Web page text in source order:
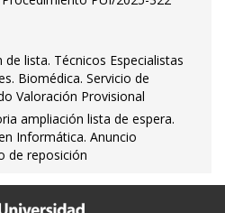
lista. Técnicos Especialistas
Biomédica. Servicio de
Valoración Provisional
ampliación lista de espera.
Informática. Anuncio
de reposición